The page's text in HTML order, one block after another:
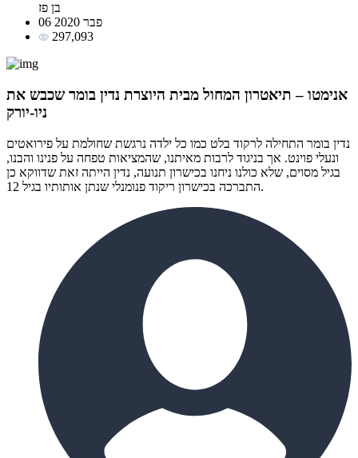
בן פז
06 פבר 2020
297,093
אנימטו – תיאטרון המחול מבית היוצרת נדין בומר שכבש את
ניו-יורק
נדין בומר התחילה לרקוד בלט כמו כל ילדה נרגשת שחולמת על פירואטים
ונעלי פוינט. אך בניגוד לרבות מאיתנו, שהמציאות טפחה על פנינו והבנו,
בגיל מסוים, שלא כולנו ניחנו בכישרון תנועה, נדין הייתה זאת שדווקא כן
התברכה בכישרון ריקוד פנומנלי שנתן אותותיו בגיל 12.